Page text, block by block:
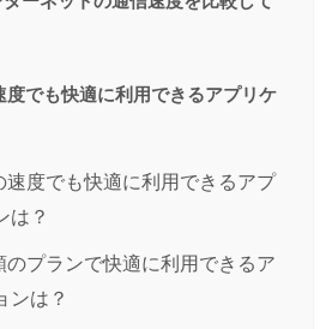
度でも快適に利用できるアプリケ
速度でも快適に利用できるアプ
は？
のプランで快適に利用できるア
ンは？